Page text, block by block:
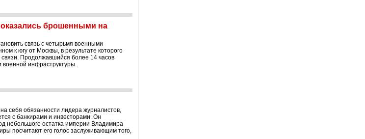
оказались брошенными на
связь с четырьмя военными
к югу от Москвы, в результате которого
Продолжавшийся более 14 часов
инфраструктуры.
себя обязанности лидера журналистов,
с банкирами и инвесторами. Он
небольшого остатка империи Владимира
посчитают его голос заслуживающим того,